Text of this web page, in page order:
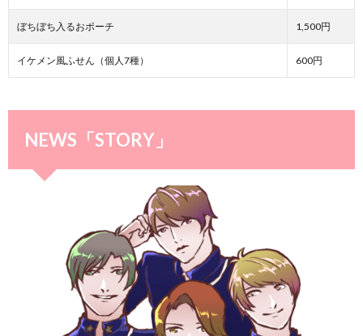
ぼちぼち入るおポーチ 1,500円
イケメン風ふせん（個人7種） 600円
NEWS「STORY」